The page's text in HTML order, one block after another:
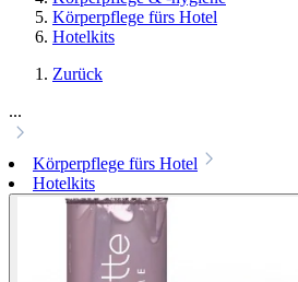
Körperpflege fürs Hotel
Hotelkits
Zurück
...
Körperpflege fürs Hotel
Hotelkits